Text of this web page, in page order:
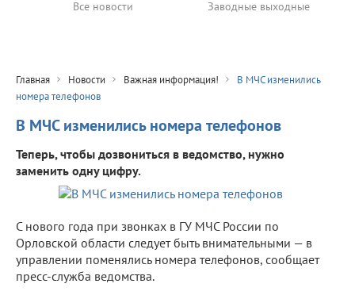
Все новости Заводные выходные
Главная Новости Важная информация!
В МЧС изменились
номера телефонов
В МЧС изменились номера телефонов
Теперь, чтобы дозвониться в ведомство, нужно
заменить одну цифру.
С нового года при звонках в ГУ МЧС России по
Орловской области следует быть внимательными — в
управлении поменялись номера телефонов, сообщает
пресс-служба ведомства.